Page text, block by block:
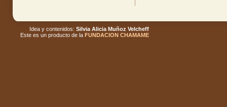
Idea y contenidos: Silvia Alicia Muñoz Velcheff
Este es un producto de la FUNDACION CHAMAME